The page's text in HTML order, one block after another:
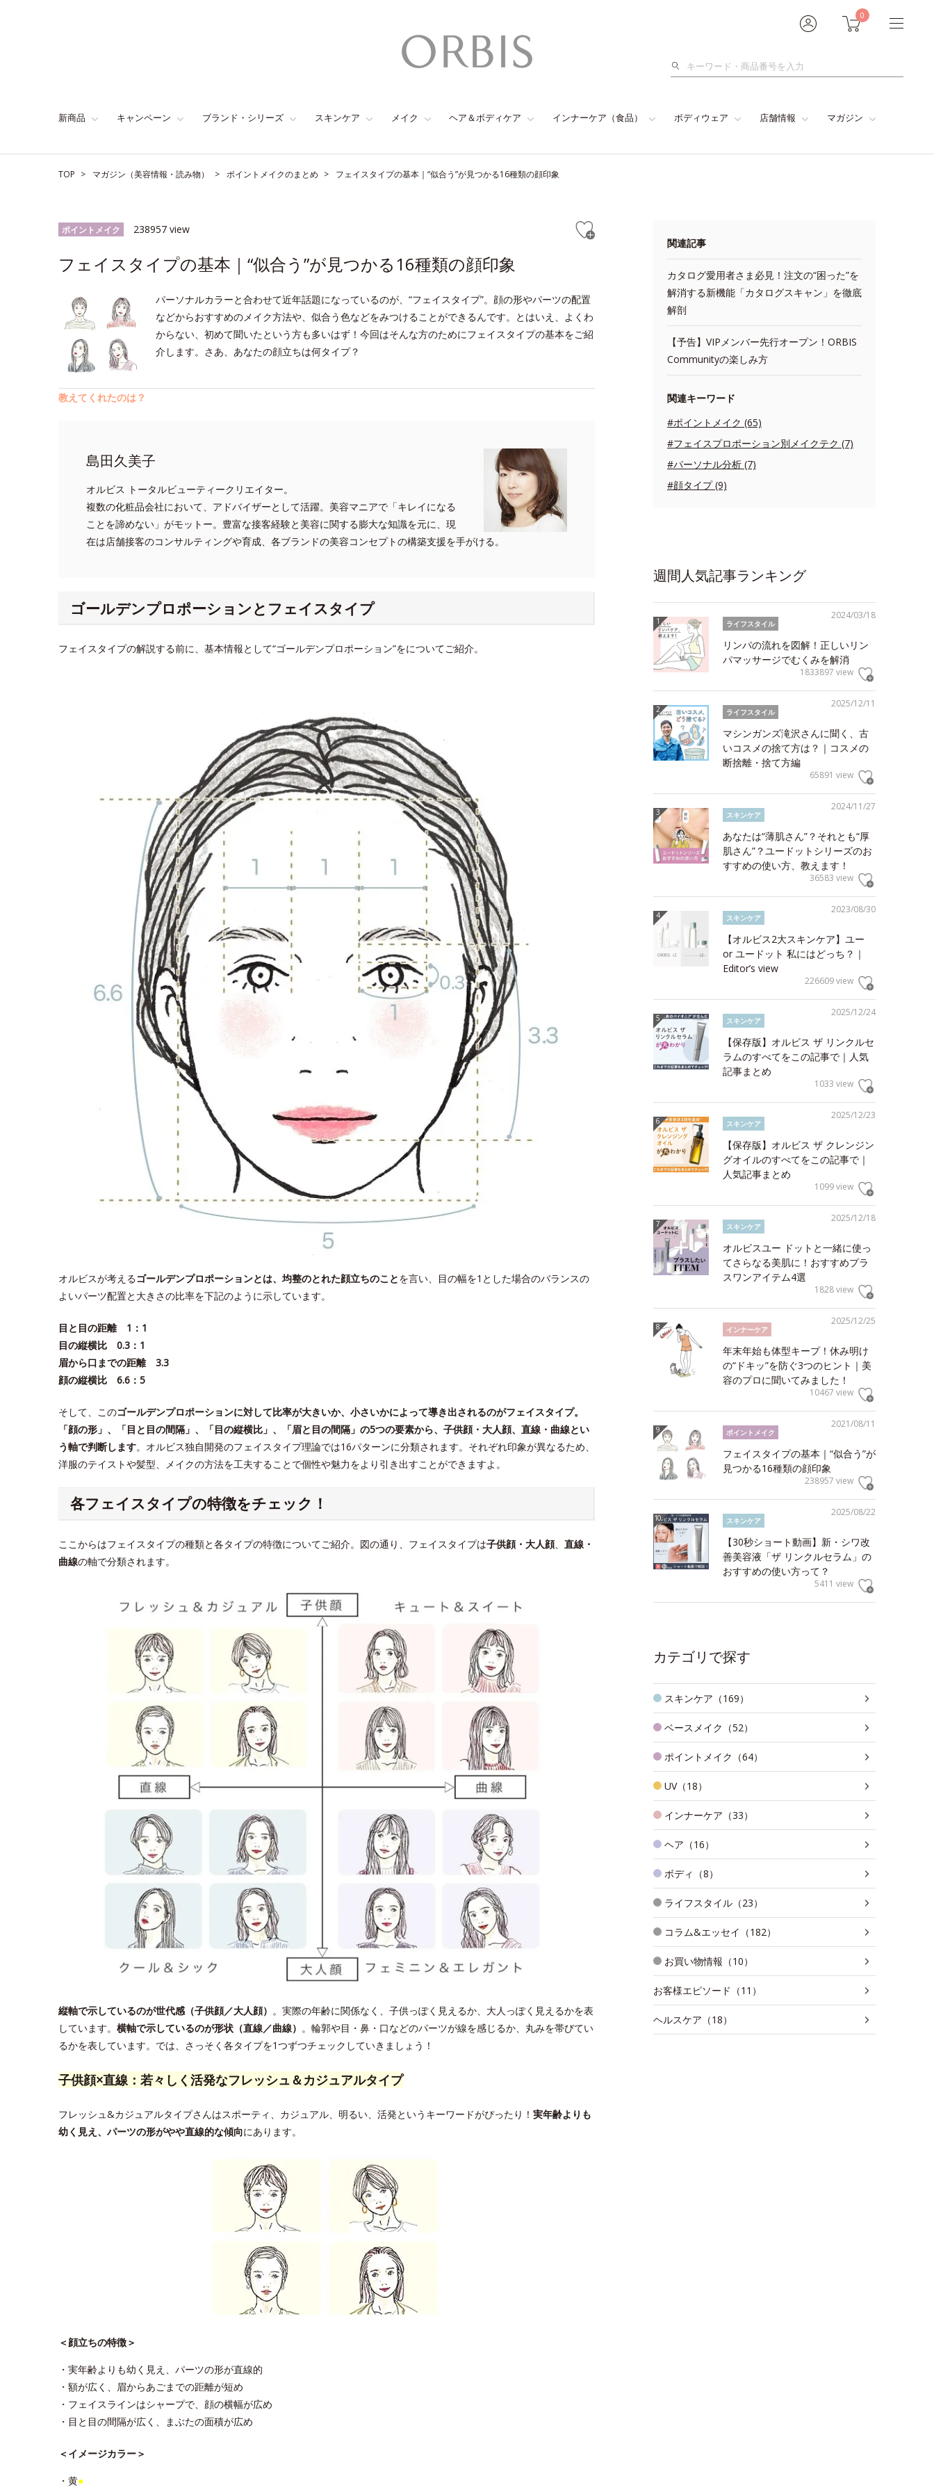
0
検
新商品 キャンペーン ブランド・シリーズ スキンケア メイク ヘア＆ボディケア インナーケア（食品） ボディウェア 店舗情報 マガジン
TOP マガジン（美容情報・読み物） ポイントメイクのまとめ フェイスタイプの基本｜“似合う”が見つかる16種類の顔印象
ポイントメイク 238957 view
フェイスタイプの基本｜“似合う”が見つかる16種類の顔印象
パーソナルカラーと合わせて近年話題になっているのが、“フェイスタイプ”。顔の形やパーツの配置
などからおすすめのメイク方法や、似合う色などをみつけることができるんです。とはいえ、よくわ
からない、初めて聞いたという方も多いはず！今回はそんな方のためにフェイスタイプの基本をご紹
介します。さあ、あなたの顔立ちは何タイプ？
教えてくれたのは？
島田久美子
オルビス トータルビューティークリエイター。
複数の化粧品会社において、アドバイザーとして活躍。美容マニアで「キレイになる
ことを諦めない」がモットー。豊富な接客経験と美容に関する膨大な知識を元に、現
在は店舗接客のコンサルティングや育成、各ブランドの美容コンセプトの構築支援を手がける。
ゴールデンプロポーションとフェイスタイプ
フェイスタイプの解説する前に、基本情報として“ゴールデンプロポーション”をについてご紹介。
オルビスが考えるゴールデンプロポーションとは、均整のとれた顔立ちのことを言い、目の幅を1とした場合のバランスの
よいパーツ配置と大きさの比率を下記のように示しています。
目と目の距離 1：1
目の縦横比 0.3：1
眉から口までの距離 3.3
顔の縦横比 6.6：5
そして、このゴールデンプロポーションに対して比率が大きいか、小さいかによって導き出されるのがフェイスタイプ。
「顔の形」、「目と目の間隔」、「目の縦横比」、「眉と目の間隔」の5つの要素から、子供顔・大人顔、直線・曲線とい
う軸で判断します。オルビス独自開発のフェイスタイプ理論では16パターンに分類されます。それぞれ印象が異なるため、
洋服のテイストや髪型、メイクの方法を工夫することで個性や魅力をより引き出すことができますよ。
各フェイスタイプの特徴をチェック！
ここからはフェイスタイプの種類と各タイプの特徴についてご紹介。図の通り、フェイスタイプは子供顔・大人顔、 直線・
曲線の軸で分類されます。
縦軸で示しているのが世代感（子供顔／大人顔） 。実際の年齢に関係なく、子供っぽく見えるか、大人っぽく見えるかを表
しています。 横軸で示しているのが形状（直線／曲線） 。輪郭や目・鼻・口などのパーツが線を感じるか、丸みを帯びてい
るかを表しています。では、さっそく各タイプを1つずつチェックしていきましょう！
子供顔×直線：若々しく活発なフレッシュ＆カジュアルタイプ
フレッシュ&カジュアルタイプさんはスポーティ、カジュアル、明るい、活発というキーワードがぴったり！ 実年齢よりも
幼く見え、パーツの形がやや直線的な傾向にあります。
＜顔立ちの特徴＞
・実年齢よりも幼く見え、パーツの形が直線的
・額が広く、眉からあごまでの距離が短め
・フェイスラインはシャープで、顔の横幅が広め
・目と目の間隔が広く、まぶたの面積が広め
＜イメージカラー＞
・黄●
関連記事
カタログ愛用者さま必見！注文の“困った”を
解消する新機能「カタログスキャン」を徹底
解剖
【予告】VIPメンバー先行オープン！ORBIS
Communityの楽しみ方
関連キーワード
#ポイントメイク (65)
#フェイスプロポーション別メイクテク (7)
#パーソナル分析 (7)
#顔タイプ (9)
週間人気記事ランキング
2024/03/18
ライフスタイル
リンパの流れを図解！正しいリン
パマッサージでむくみを解消
1833897 view
2025/12/11
ライフスタイル
マシンガンズ滝沢さんに聞く、古
いコスメの捨て方は？｜コスメの
断捨離・捨て方編
65891 view
2024/11/27
スキンケア
あなたは“薄肌さん”？それとも“厚
肌さん”？ユードットシリーズのお
すすめの使い方、教えます！
36583 view
2023/08/30
スキンケア
【オルビス2大スキンケア】ユー
or ユードット 私にはどっち？｜
Editor’s view
226609 view
2025/12/24
スキンケア
【保存版】オルビス ザ リンクルセ
ラムのすべてをこの記事で｜人気
記事まとめ
1033 view
2025/12/23
スキンケア
【保存版】オルビス ザ クレンジン
グオイルのすべてをこの記事で｜
人気記事まとめ
1099 view
2025/12/18
スキンケア
オルビスユー ドットと一緒に使っ
てさらなる美肌に！おすすめプラ
スワンアイテム4選
1828 view
2025/12/25
インナーケア
年末年始も体型キープ！休み明け
の“ドキッ”を防ぐ3つのヒント｜美
容のプロに聞いてみました！
10467 view
2021/08/11
ポイントメイク
フェイスタイプの基本｜“似合う”が
見つかる16種類の顔印象
238957 view
2025/08/22
スキンケア
【30秒ショート動画】新・シワ改
善美容液「ザ リンクルセラム」の
おすすめの使い方って？
5411 view
カテゴリで探す
スキンケア（169）
ベースメイク（52）
ポイントメイク（64）
UV（18）
インナーケア（33）
ヘア（16）
ボディ（8）
ライフスタイル（23）
コラム&エッセイ（182）
お買い物情報（10）
お客様エピソード（11）
ヘルスケア（18）